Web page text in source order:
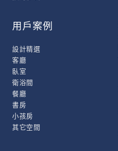
用戶案例
設計精選
客廳
臥室
衛浴間
餐廳
書房
小孩房
其它空間